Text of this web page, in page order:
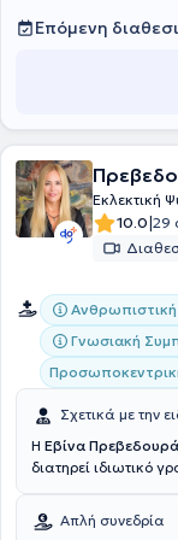
Ζεύγους και
Επόμενη
Εκλεκτική
10.0|29
Γνωσιακή
Σχετικά με την
Η Εβίνα
διατηρεί ιδιωτικό
Βιωματικής
Συμβουλευτικής
Απλή συνεδρία